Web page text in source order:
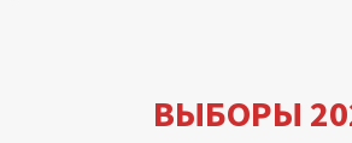
ВЫБОРЫ